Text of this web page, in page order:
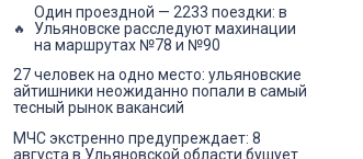
Один проездной — 2233 поездки: в
Ульяновске расследуют махинации
на маршрутах №78 и №90
27 человек на одно место: ульяновские
айтишники неожиданно попали в самый
тесный рынок вакансий
МЧС экстренно предупреждает: 8
августа в Ульяновской области бушует